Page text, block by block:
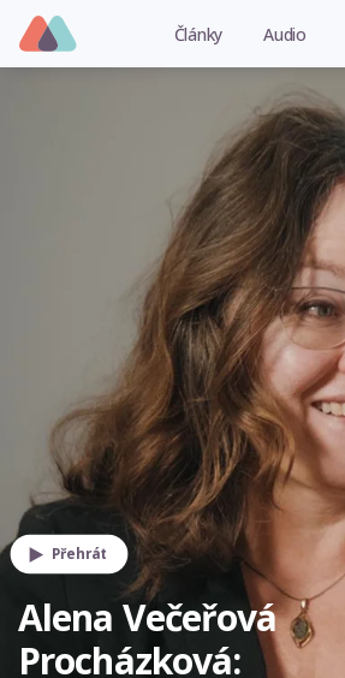
Články Audio
Přehrát
Alena Večeřová
Procházková: